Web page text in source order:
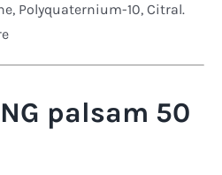
Polyquaternium-10, Citral.
palsam 50